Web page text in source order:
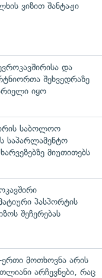
ვიზით შანტაჟი
და
შეხვედრაზე
იყო
საბოლოო
საპარლამენტო
მიუთითებს
პასპორტის
შეჩერებას
მოთხოვნა არის
არჩევნები, რაც